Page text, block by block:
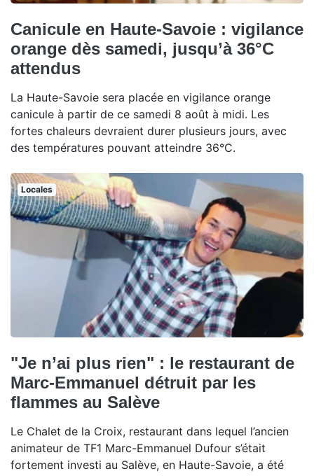
Canicule en Haute-Savoie : vigilance
orange dès samedi, jusqu’à 36°C
attendus
La Haute-Savoie sera placée en vigilance orange
canicule à partir de ce samedi 8 août à midi. Les
fortes chaleurs devraient durer plusieurs jours, avec
des températures pouvant atteindre 36°C.
Locales
"Je n’ai plus rien" : le restaurant de
Marc-Emmanuel détruit par les
flammes au Salève
Le Chalet de la Croix, restaurant dans lequel l’ancien
animateur de TF1 Marc-Emmanuel Dufour s’était
fortement investi au Salève, en Haute-Savoie, a été